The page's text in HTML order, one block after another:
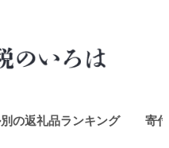
の返礼品ランキング 寄